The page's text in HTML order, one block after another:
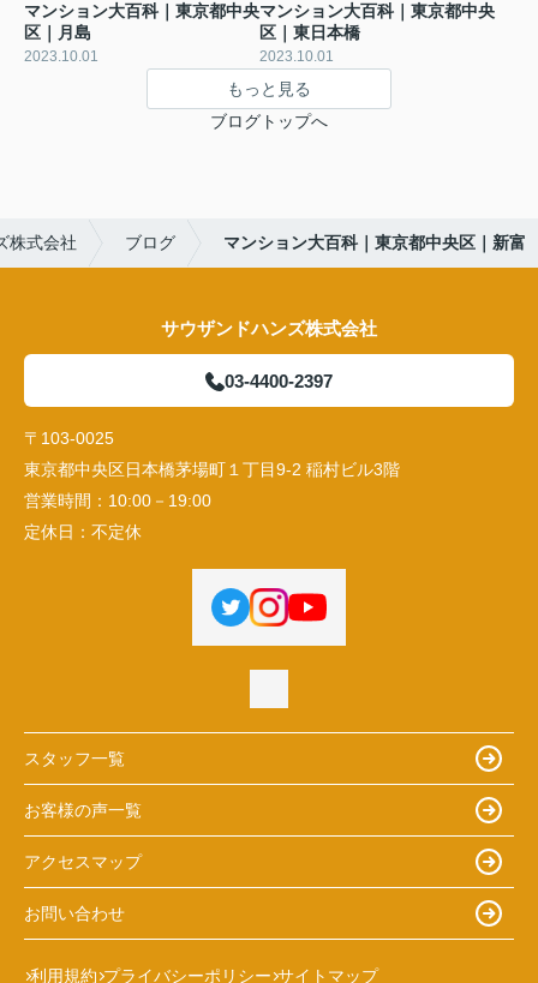
マンション大百科｜東京都中央
区｜月島
2023.10.01
マンション大百科｜東京都中央
区｜東日本橋
2023.10.01
もっと見る
ブログトップへ
株式会社 ブログ マンション大百科｜東京都中央区｜新富
サウザンドハンズ株式会社
03-4400-2397
〒103-0025
東京都中央区日本橋茅場町１丁目9-2 稲村ビル3階
営業時間： 10:00－19:00
定休日： 不定休
スタッフ一覧
お客様の声一覧
アクセスマップ
お問い合わせ
利用規約 プライバシーポリシー サイトマップ